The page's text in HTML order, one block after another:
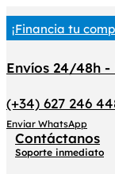
¡Financia tu
Envíos 24/48h -
(+34) 627 246
Enviar WhatsApp
Contáctanos
Soporte inmediato